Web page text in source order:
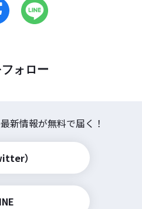
ォロー
最新情報が無料で届く！
）